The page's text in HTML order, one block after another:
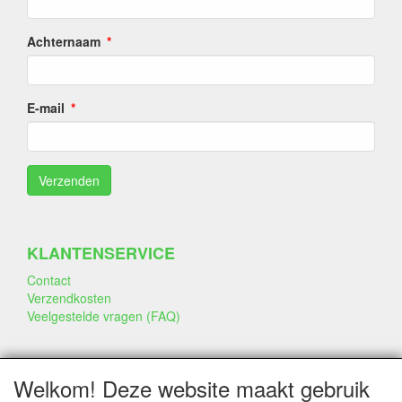
Achternaam
E-mail
KLANTENSERVICE
Contact
Verzendkosten
Veelgestelde vragen (FAQ)
SOCIALE MEDIA
Welkom! Deze website maakt gebruik